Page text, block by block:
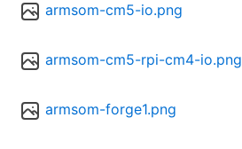
armsom-cm5-io.png
armsom-cm5-rpi-cm4-io.png
armsom-forge1.png